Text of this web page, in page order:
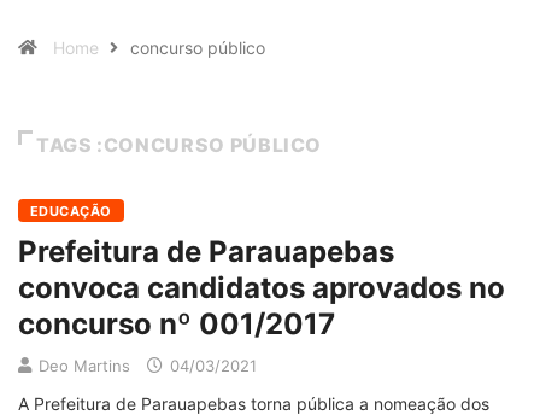
Home concurso público
TAGS :CONCURSO PÚBLICO
EDUCAÇÃO
Prefeitura de Parauapebas
convoca candidatos aprovados no
concurso nº 001/2017
Deo Martins 04/03/2021
A Prefeitura de Parauapebas torna pública a nomeação dos